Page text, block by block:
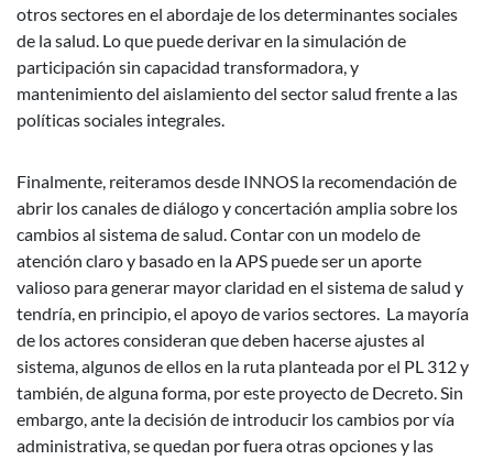
otros sectores en el abordaje de los determinantes sociales
de la salud. Lo que puede derivar en la simulación de
participación sin capacidad transformadora, y
mantenimiento del aislamiento del sector salud frente a las
políticas sociales integrales.
Finalmente, reiteramos desde INNOS la recomendación de
abrir los canales de diálogo y concertación amplia sobre los
cambios al sistema de salud. Contar con un modelo de
atención claro y basado en la APS puede ser un aporte
valioso para generar mayor claridad en el sistema de salud y
tendría, en principio, el apoyo de varios sectores. La mayoría
de los actores consideran que deben hacerse ajustes al
sistema, algunos de ellos en la ruta planteada por el PL 312 y
también, de alguna forma, por este proyecto de Decreto. Sin
embargo, ante la decisión de introducir los cambios por vía
administrativa, se quedan por fuera otras opciones y las